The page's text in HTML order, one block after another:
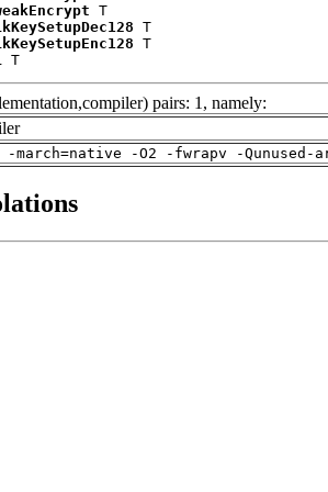
T
T
T
T
pairs: 1, namely:
-march=native -O2 -fwrapv -